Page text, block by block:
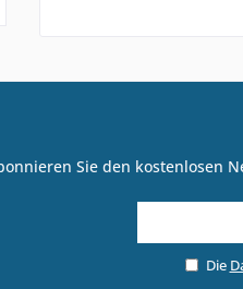
Sie den kostenlosen
Die